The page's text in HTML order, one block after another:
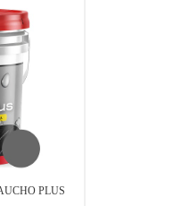
PLUS